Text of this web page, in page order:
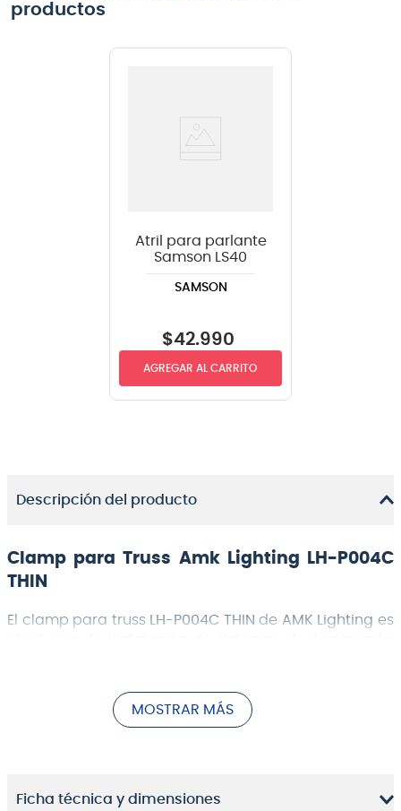
productos
Atril para parlante
Samson LS40
SAMSON
$42.990
AGREGAR AL CARRITO
Descripción del producto
Clamp para Truss Amk Lighting LH-P004C
THIN
El clamp para truss LH-P004C THIN de AMK Lighting es
sin sacrificar la resistencia y seguridad necesarias
para soportar diversas luminarias. Ideal para
MOSTRAR MÁS
Ficha técnica y dimensiones